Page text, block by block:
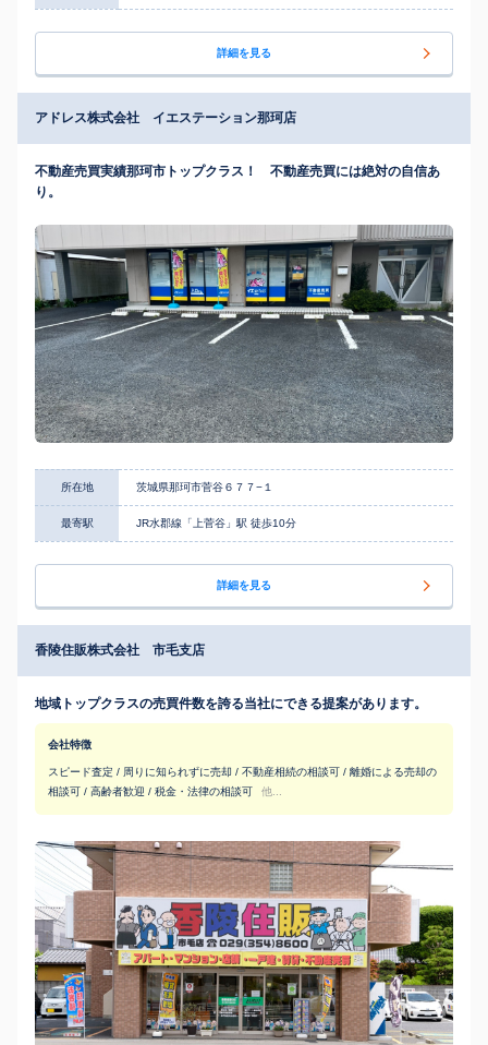
詳細を見る
アドレス株式会社 イエステーション那珂店
不動産売買実績那珂市トップクラス！ 不動産売買には絶対の自信あ
り。
所在地 茨城県那珂市菅谷６７７−１
最寄駅 JR水郡線「上菅谷」駅 徒歩10分
詳細を見る
香陵住販株式会社 市毛支店
地域トップクラスの売買件数を誇る当社にできる提案があります。
会社特徴
スピード査定 / 周りに知られずに売却 / 不動産相続の相談可 / 離婚による売却の
相談可 / 高齢者歓迎 / 税金・法律の相談可
他...